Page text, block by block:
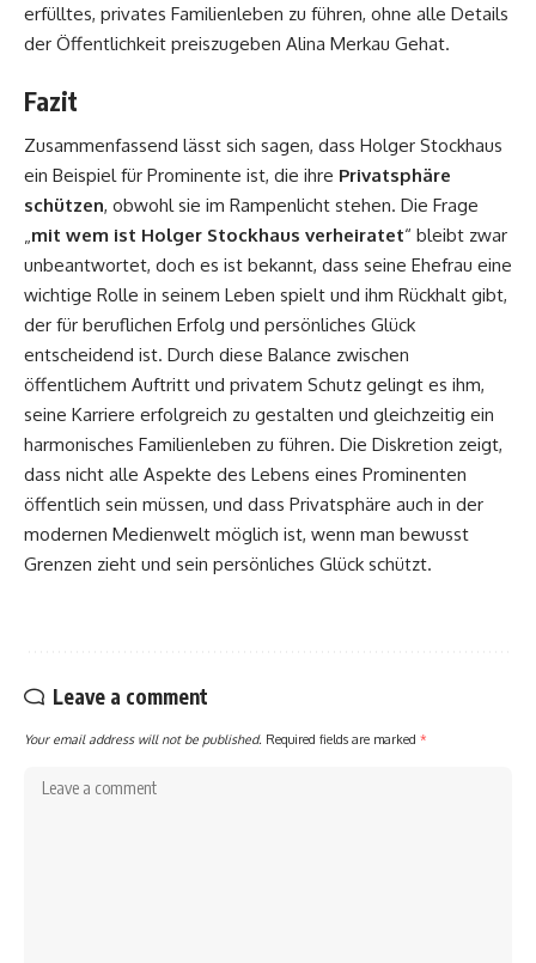
erfülltes, privates Familienleben zu führen, ohne alle Details
der Öffentlichkeit preiszugeben Alina Merkau Gehat.
Fazit
Zusammenfassend lässt sich sagen, dass Holger Stockhaus
ein Beispiel für Prominente ist, die ihre Privatsphäre
schützen, obwohl sie im Rampenlicht stehen. Die Frage
mit wem ist Holger Stockhaus verheiratet“ bleibt zwar
unbeantwortet, doch es ist bekannt, dass seine Ehefrau eine
wichtige Rolle in seinem Leben spielt und ihm Rückhalt gibt,
der für beruflichen Erfolg und persönliches Glück
entscheidend ist. Durch diese Balance zwischen
öffentlichem Auftritt und privatem Schutz gelingt es ihm,
seine Karriere erfolgreich zu gestalten und gleichzeitig ein
harmonisches Familienleben zu führen. Die Diskretion zeigt,
dass nicht alle Aspekte des Lebens eines Prominenten
öffentlich sein müssen, und dass Privatsphäre auch in der
modernen Medienwelt möglich ist, wenn man bewusst
Grenzen zieht und sein persönliches Glück schützt.
Leave a comment
Your email address will not be published. Required fields are marked *